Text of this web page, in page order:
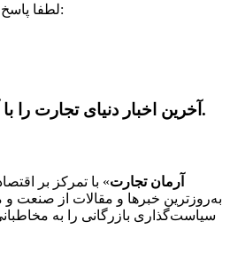
لطفا پاسخ را به عدد انگلیسی وارد کنید:
آخرین اخبار دنیای تجارت را با آرمان تجارت دنبال کنید.
آرمان تجارت» با تمرکز بر
به‌روزترین خبرها و مقالات از صنعت و
سیاست‌گذاری بازرگانی را به